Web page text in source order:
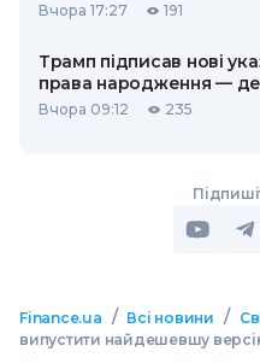
Вчора 17:27 191
Трамп підписав нові
права народження —
Вчора 09:12 235
Finance.ua / Всі новини /
випустити найдешевшу